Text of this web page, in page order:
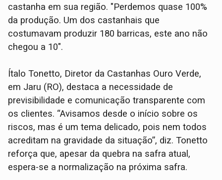
castanha em sua região. "Perdemos quase 100%
da produção. Um dos castanhais que
costumavam produzir 180 barricas, este ano não
chegou a 10".
Ítalo Tonetto, Diretor da Castanhas Ouro Verde,
em Jaru (RO), destaca a necessidade de
previsibilidade e comunicação transparente com
os clientes. “Avisamos desde o início sobre os
riscos, mas é um tema delicado, pois nem todos
acreditam na gravidade da situação”, diz. Tonetto
reforça que, apesar da quebra na safra atual,
espera-se a normalização na próxima safra.